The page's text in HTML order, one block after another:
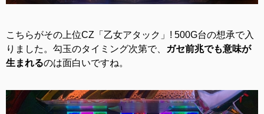
こちらがその上位CZ「乙女アタック」! 500G台の想承で入
りました。勾玉のタイミング次第で、
ガセ前兆でも意味が
生まれるのは面白いですね。